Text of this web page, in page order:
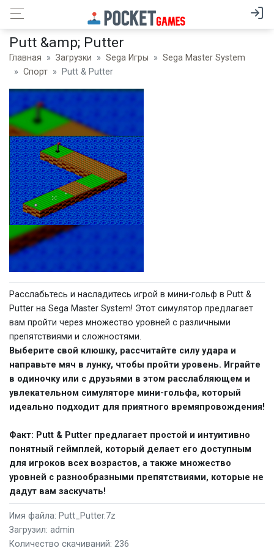
Putt &amp; Putter
Главная Загрузки Sega Игры
Sega Master System
Спорт
Putt & Putter
Расслабьтесь и насладитесь игрой в мини-гольф в Putt &
Putter на Sega Master System! Этот симулятор предлагает
вам пройти через множество уровней с различными
препятствиями и сложностями.
Выберите свой клюшку, рассчитайте силу удара и
направьте мяч в лунку, чтобы пройти уровень. Играйте
в одиночку или с друзьями в этом расслабляющем и
увлекательном симуляторе мини-гольфа, который
идеально подходит для приятного времяпровождения!
Факт: Putt & Putter предлагает простой и интуитивно
понятный геймплей, который делает его доступным
для игроков всех возрастов, а также множество
уровней с разнообразными препятствиями, которые не
дадут вам заскучать!
Имя файла: Putt_Putter.7z
Загрузил: admin
Количество скачиваний: 236